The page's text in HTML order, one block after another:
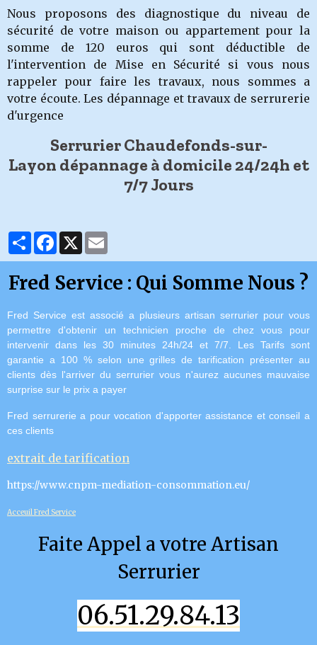
Nous proposons des diagnostique du niveau de
sécurité de votre maison ou appartement pour la
somme de 120 euros qui sont déductible de
l'intervention de Mise en Sécurité si vous nous
rappeler pour faire les travaux, nous sommes a
votre écoute. Les dépannage et travaux de serrurerie
d'urgence
Serrurier Chaudefonds-sur-
Layon dépannage à domicile 24/24h et
7/7 Jours
PartagerFacebook
X
Fred Service : Qui Somme Nous ?
Fred Service est associé a plusieurs artisan serrurier pour vous
permettre d'obtenir un technicien proche de chez vous pour
intervenir dans les 30 minutes 24h/24 et 7/7. Les Tarifs sont
garantie a 100 % selon une grilles de tarification présenter au
clients dès l'arriver du serrurier vous n'aurez aucunes mauvaise
surprise sur le prix a payer
Fred serrurerie a pour vocation d'apporter assistance et conseil a
ces clients
extrait de tarification
https://www.cnpm-mediation-consommation.eu/
Acceuil Fred Service
Faite Appel a votre Artisan
Serrurier
06.51.29.84.13